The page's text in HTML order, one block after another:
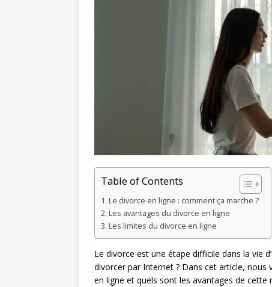
Table of Contents
Le divorce en ligne : comment ça marche ?
Les avantages du divorce en ligne
Les limites du divorce en ligne
Le divorce est une étape difficile dans la vie
divorcer par Internet ? Dans cet article,
en ligne et quels sont les avantages de cette